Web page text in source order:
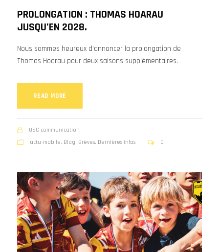
PROLONGATION : THOMAS HOARAU
JUSQU’EN 2028.
Nous sommes heureux d’annoncer la prolongation de
Thomas Hoarau pour deux saisons supplémentaires.
READ MORE
USC communication
actu-mobile, Blog, Brèves, Dernières infos 0